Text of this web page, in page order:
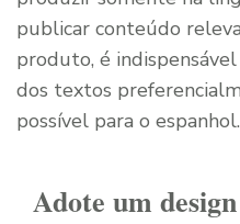
publicar conteúdo
produto, é
dos textos
possível para o espanhol.
Adote um